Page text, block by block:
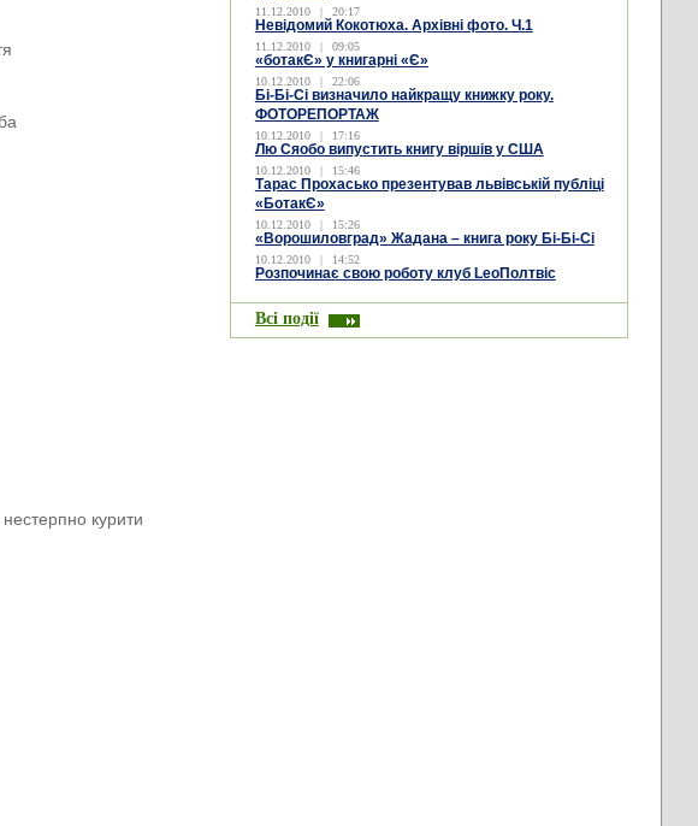
курити
11.12.2010 | 20:17
Невідомий Кокотюха. Архівні фото. Ч.1
11.12.2010 | 09:05
«ботакЄ» у книгарні «Є»
10.12.2010 | 22:06
Бі-Бі-Сі визначило найкращу книжку року.
ФОТОРЕПОРТАЖ
10.12.2010 | 17:16
Лю Сяобо випустить книгу віршів у США
10.12.2010 | 15:46
Тарас Прохасько презентував львівській публіці
«БотакЄ»
10.12.2010 | 15:26
«Ворошиловград» Жадана – книга року Бі-Бі-Сі
10.12.2010 | 14:52
Розпочинає свою роботу клуб LeoПолтвіс
Всі події